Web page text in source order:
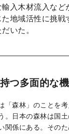
入木材流入など
た地域活性に挑
いた。
つ多面的な
「森林」のことを
。日本の森林は国
関係にある。その